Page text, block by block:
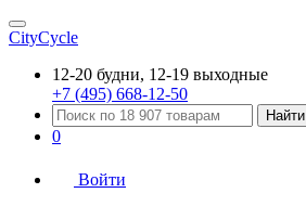
CityCycle
12-20 будни, 12-19 выходные
+7 (495) 668-12-50
Найти
0
Войти